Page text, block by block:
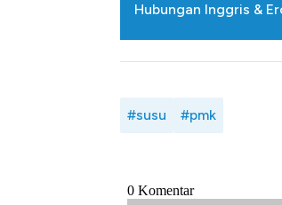
Hubungan Inggris &
#susu #pmk